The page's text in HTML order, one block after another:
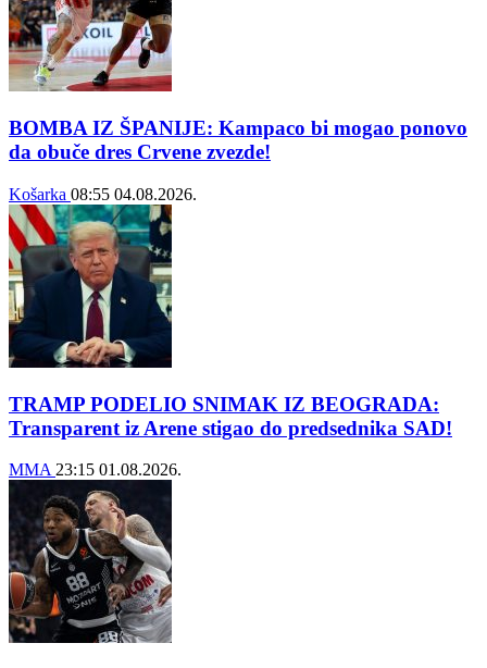
BOMBA IZ ŠPANIJE: Kampaco bi mogao ponovo
da obuče dres Crvene zvezde!
Košarka 08:55 04.08.2026.
TRAMP PODELIO SNIMAK IZ BEOGRADA:
Transparent iz Arene stigao do predsednika SAD!
MMA 23:15 01.08.2026.